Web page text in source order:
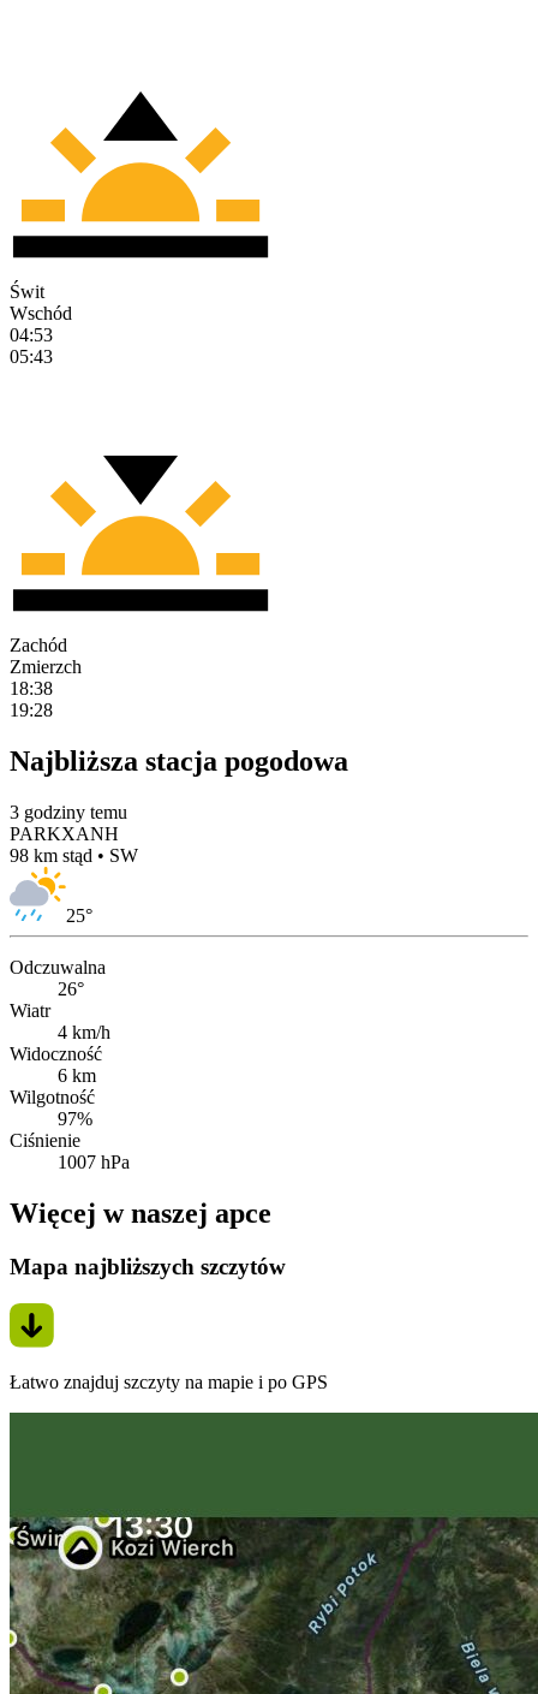
Świt
Wschód
04:53
05:43
Zachód
Zmierzch
18:38
19:28
Najbliższa stacja pogodowa
3 godziny temu
PARKXANH
98 km stąd • SW
25°
Odczuwalna
26°
Wiatr
4 km/h
Widoczność
6 km
Wilgotność
97%
Ciśnienie
1007 hPa
Więcej w naszej apce
Mapa najbliższych szczytów
Łatwo znajduj szczyty na mapie i po GPS